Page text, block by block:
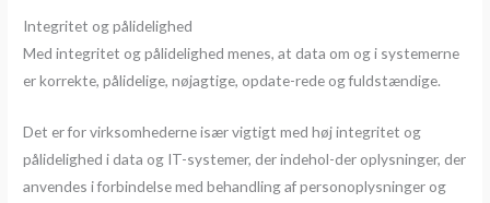
Integritet og pålidelighed
Med integritet og pålidelighed menes, at data om og i systemerne
er korrekte, pålidelige, nøjagtige, opdate-rede og fuldstændige.
Det er for virksomhederne især vigtigt med høj integritet og
pålidelighed i data og IT-systemer, der indehol-der oplysninger, der
anvendes i forbindelse med behandling af personoplysninger og